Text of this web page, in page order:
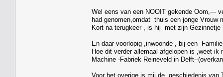
Wel eens van een NOOIT gekende Oom,---
had genomen,omdat thuis een jonge Vrouw
Kort na terugkeer , is hij met zijn Gezinnetje
En daar voorlopig ,inwoonde , bij een
Hoe dit verder allemaal afgelopen is ,weet
Machine -Fabriek Reineveld in Delft--
Voor het overige is mij de geschiedenis van